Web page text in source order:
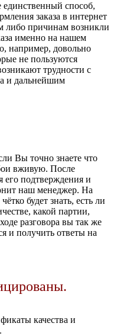
единственный способ,
заказа в интернет
либо причинам возникли
именно на нашем
например, довольно
не пользуются
трудности с
и дальнейшим
Вы точно знаете что
вживую. После
его подтверждения и
наш менеджер. На
будет знать, есть ли
какой партии,
разговора вы так же
и получить ответы на
качества и